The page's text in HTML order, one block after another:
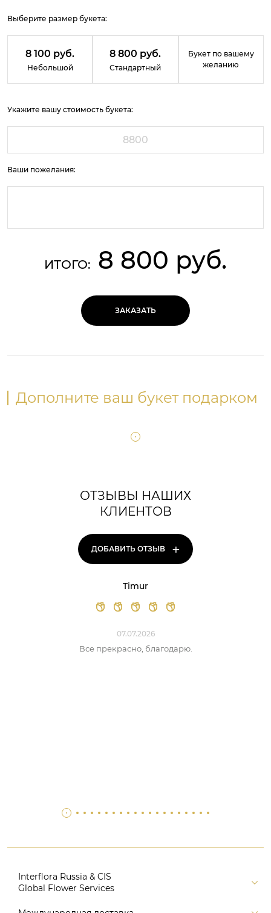
Выберите размер букета:
8 100 руб.
Небольшой
8 800 руб.
Стандартный
Букет по вашему
желанию
Укажите вашу стоимость букета:
Ваши пожелания:
ИТОГО: 8 800 руб.
ЗАКАЗАТЬ
Дополните ваш букет подарком
ОТЗЫВЫ НАШИХ
КЛИЕНТОВ
ДОБАВИТЬ ОТЗЫВ +
Timur
07.07.2026
Все прекрасно, благодарю.
Interflora Russia & CIS
Global Flower Services